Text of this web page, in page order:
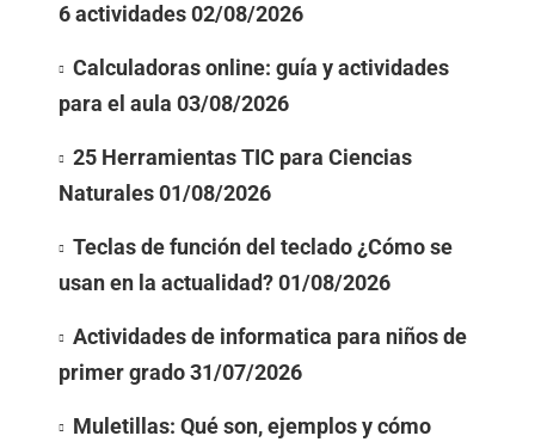
6 actividades02/08/2026
Calculadoras online: guía y actividades
para el aula 03/08/2026
25 Herramientas TIC para Ciencias
Naturales01/08/2026
Teclas de función del teclado ¿Cómo se
usan en la actualidad?01/08/2026
Actividades de informatica para niños de
primer grado31/07/2026
Muletillas: Qué son, ejemplos y cómo